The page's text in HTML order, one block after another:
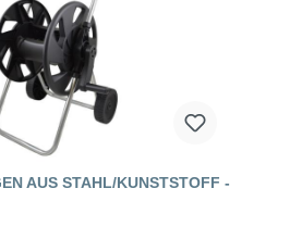
AUS STAHL/KUNSTSTOFF -